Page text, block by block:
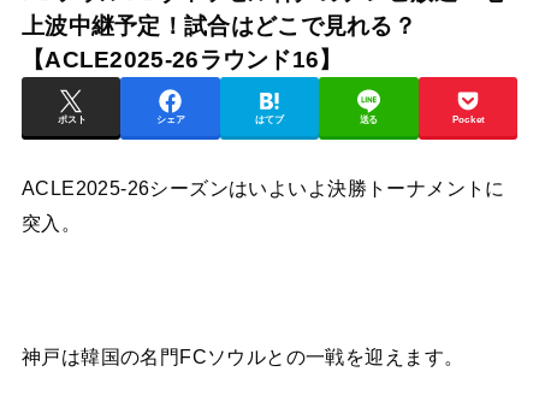
上波中継予定！試合はどこで見れる？
【ACLE2025-26ラウンド16】
ポスト シェア はてブ 送る Pocket
ACLE2025-26シーズンはいよいよ決勝トーナメントに
突入。
神戸は韓国の名門FCソウルとの一戦を迎えます。